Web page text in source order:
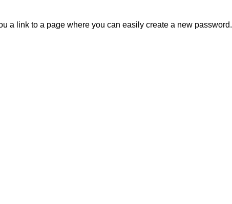
a link to a page where you can easily create a new password.